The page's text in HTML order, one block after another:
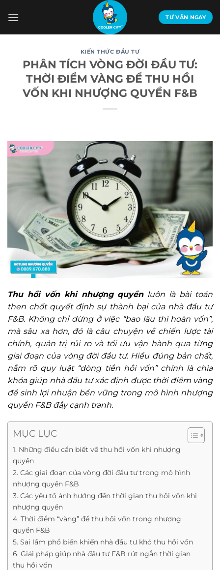
qua
TƯ VẤN NGAY
KIẾN THỨC ĐẦU TƯ
PHÂN TÍCH VÒNG ĐỜI ĐẦU TƯ:
THỜI ĐIỂM VÀNG ĐỂ THU HỒI
VỐN KHI NHƯỢNG QUYỀN F&B
Thu hồi vốn khi nhượng quyền luôn là bài toán
then chốt quyết định sự thành bại của nhà đầu tư
F&B. Không chỉ dừng ở việc “bao lâu thì hoàn vốn”,
mà sâu xa hơn, đó là câu chuyện về chiến lược tài
chính, quản trị rủi ro và tối ưu vận hành qua từng
giai đoạn của vòng đời đầu tư. Hiểu đúng bản chất,
nắm rõ quy luật “dòng tiền hồi vốn” chính là chìa
khóa giúp nhà đầu tư xác định được thời điểm vàng
để sinh lợi nhuận bền vững trong mô hình nhượng
quyền F&B đầy cạnh tranh.
MỤC LỤC
1. Những điều cần biết về thu hồi vốn khi nhượng
quyền
2. Các giai đoạn của vòng đời đầu tư trong mô hình
nhượng quyền F&B
3. Các yếu tố ảnh hưởng đến thời gian thu hồi vốn khi
nhượng quyền
4. Thời điểm “vàng” để thu hồi vốn trong nhượng
quyền F&B
5. Sai lầm phổ biến khiến nhà đầu tư khó thu hồi vốn
6. Giải pháp giúp nhà đầu tư F&B rút ngắn thời gian
thu hồi vốn